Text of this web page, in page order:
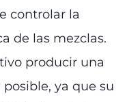
controlar la
de las mezclas.
producir una
ya que su